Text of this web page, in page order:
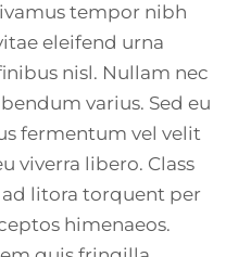
tempor nibh
eleifend urna
nisl. Nullam nec
varius. Sed eu
fermentum vel velit
viverra libero. Class
litora torquent per
himenaeos.